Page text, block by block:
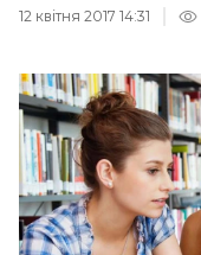
12 квітня 2017 14:31